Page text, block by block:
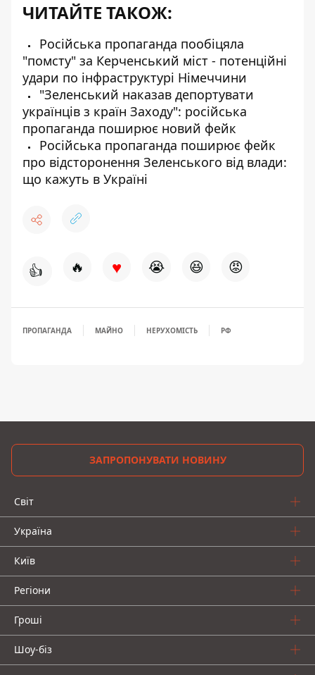
ЧИТАЙТЕ ТАКОЖ:
Російська пропаганда пообіцяла
"помсту" за Керченський міст - потенційні
удари по інфраструктурі Німеччини
"Зеленський наказав депортувати
українців з країн Заходу": російська
пропаганда поширює новий фейк
Російська пропаганда поширює фейк
про відсторонення Зеленського від влади:
що кажуть в Україні
👍 🔥 ♥ 😭 😆 😡
ПРОПАГАНДА МАЙНО НЕРУХОМІСТЬ РФ
ЗАПРОПОНУВАТИ НОВИНУ
Світ
Україна
Київ
Регіони
Гроші
Шоу-біз